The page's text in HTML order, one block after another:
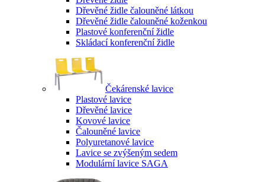
Dřevěné židle čalouněné látkou
Dřevěné židle čalouněné koženkou
Plastové konferenční židle
Skládací konferenční židle
Čekárenské lavice
Plastové lavice
Dřevěné lavice
Kovové lavice
Čalouněné lavice
Polyuretanové lavice
Lavice se zvýšeným sedem
Modulární lavice SAGA